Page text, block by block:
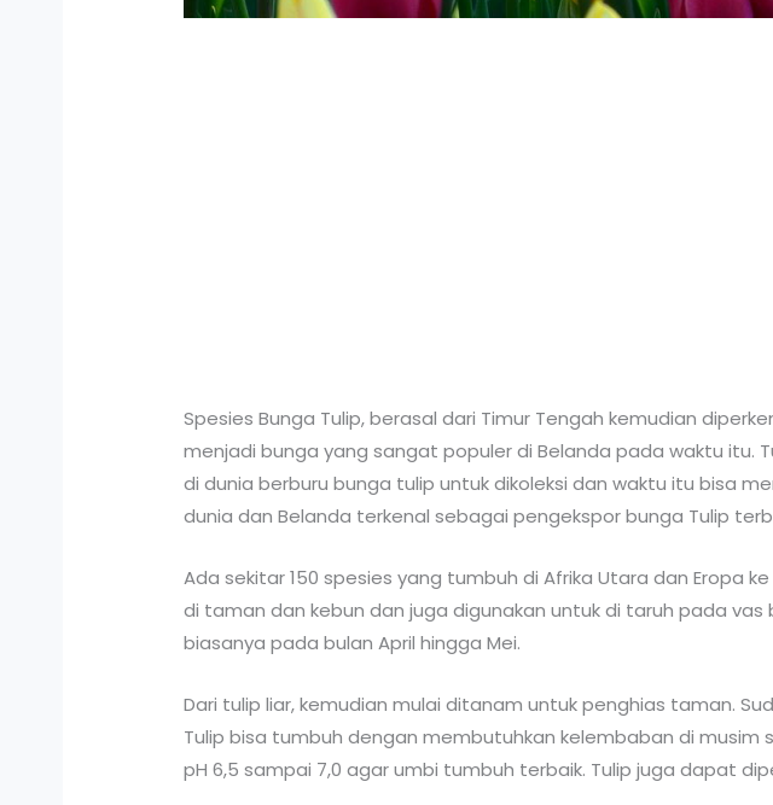
Spesies Bunga Tulip, berasal dari Timur Tengah kemudian
menjadi bunga yang sangat populer di Belanda pada waktu itu.
di dunia berburu bunga tulip untuk dikoleksi dan waktu itu bisa
dunia dan Belanda terkenal sebagai pengekspor bunga Tulip
Ada sekitar 150 spesies yang tumbuh di Afrika Utara dan Eropa
di taman dan kebun dan juga digunakan untuk di taruh pada
biasanya pada bulan April hingga Mei.
Dari tulip liar, kemudian mulai ditanam untuk penghias taman.
Tulip bisa tumbuh dengan membutuhkan kelembaban di musim
pH 6,5 sampai 7,0 agar umbi tumbuh terbaik. Tulip juga dapat